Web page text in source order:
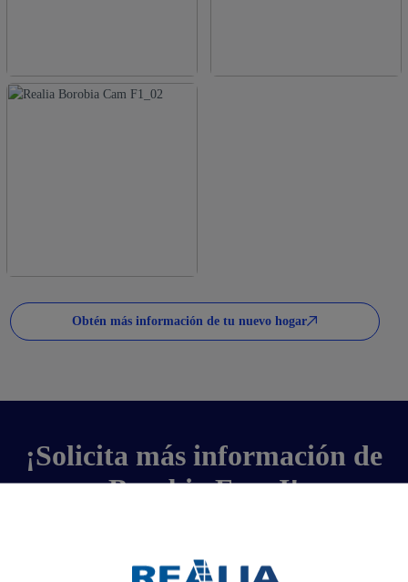
Obtén más información de tu nuevo hogar
¡Solicita más información de
Borobia Fase I!
Solicitar información